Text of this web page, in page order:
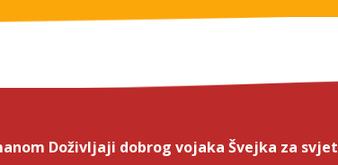
Doživljaji dobrog vojaka Švejka za